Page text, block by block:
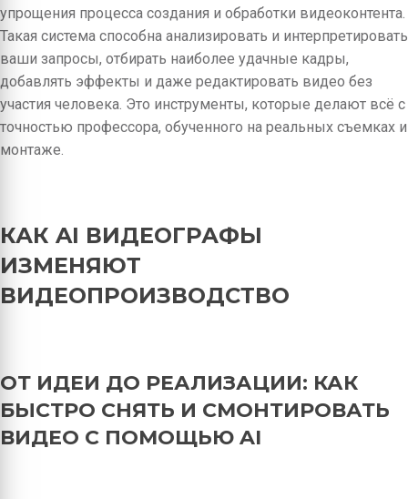
упрощения процесса создания и обработки видеоконтента.
Такая система способна анализировать и интерпретировать
ваши запросы, отбирать наиболее удачные кадры,
добавлять эффекты и даже редактировать видео без
участия человека. Это инструменты, которые делают всё с
точностью профессора, обученного на реальных съемках и
монтаже.
КАК AI ВИДЕОГРАФЫ
ИЗМЕНЯЮТ
ВИДЕОПРОИЗВОДСТВО
ОТ ИДЕИ ДО РЕАЛИЗАЦИИ: КАК
БЫСТРО СНЯТЬ И СМОНТИРОВАТЬ
ВИДЕО С ПОМОЩЬЮ AI